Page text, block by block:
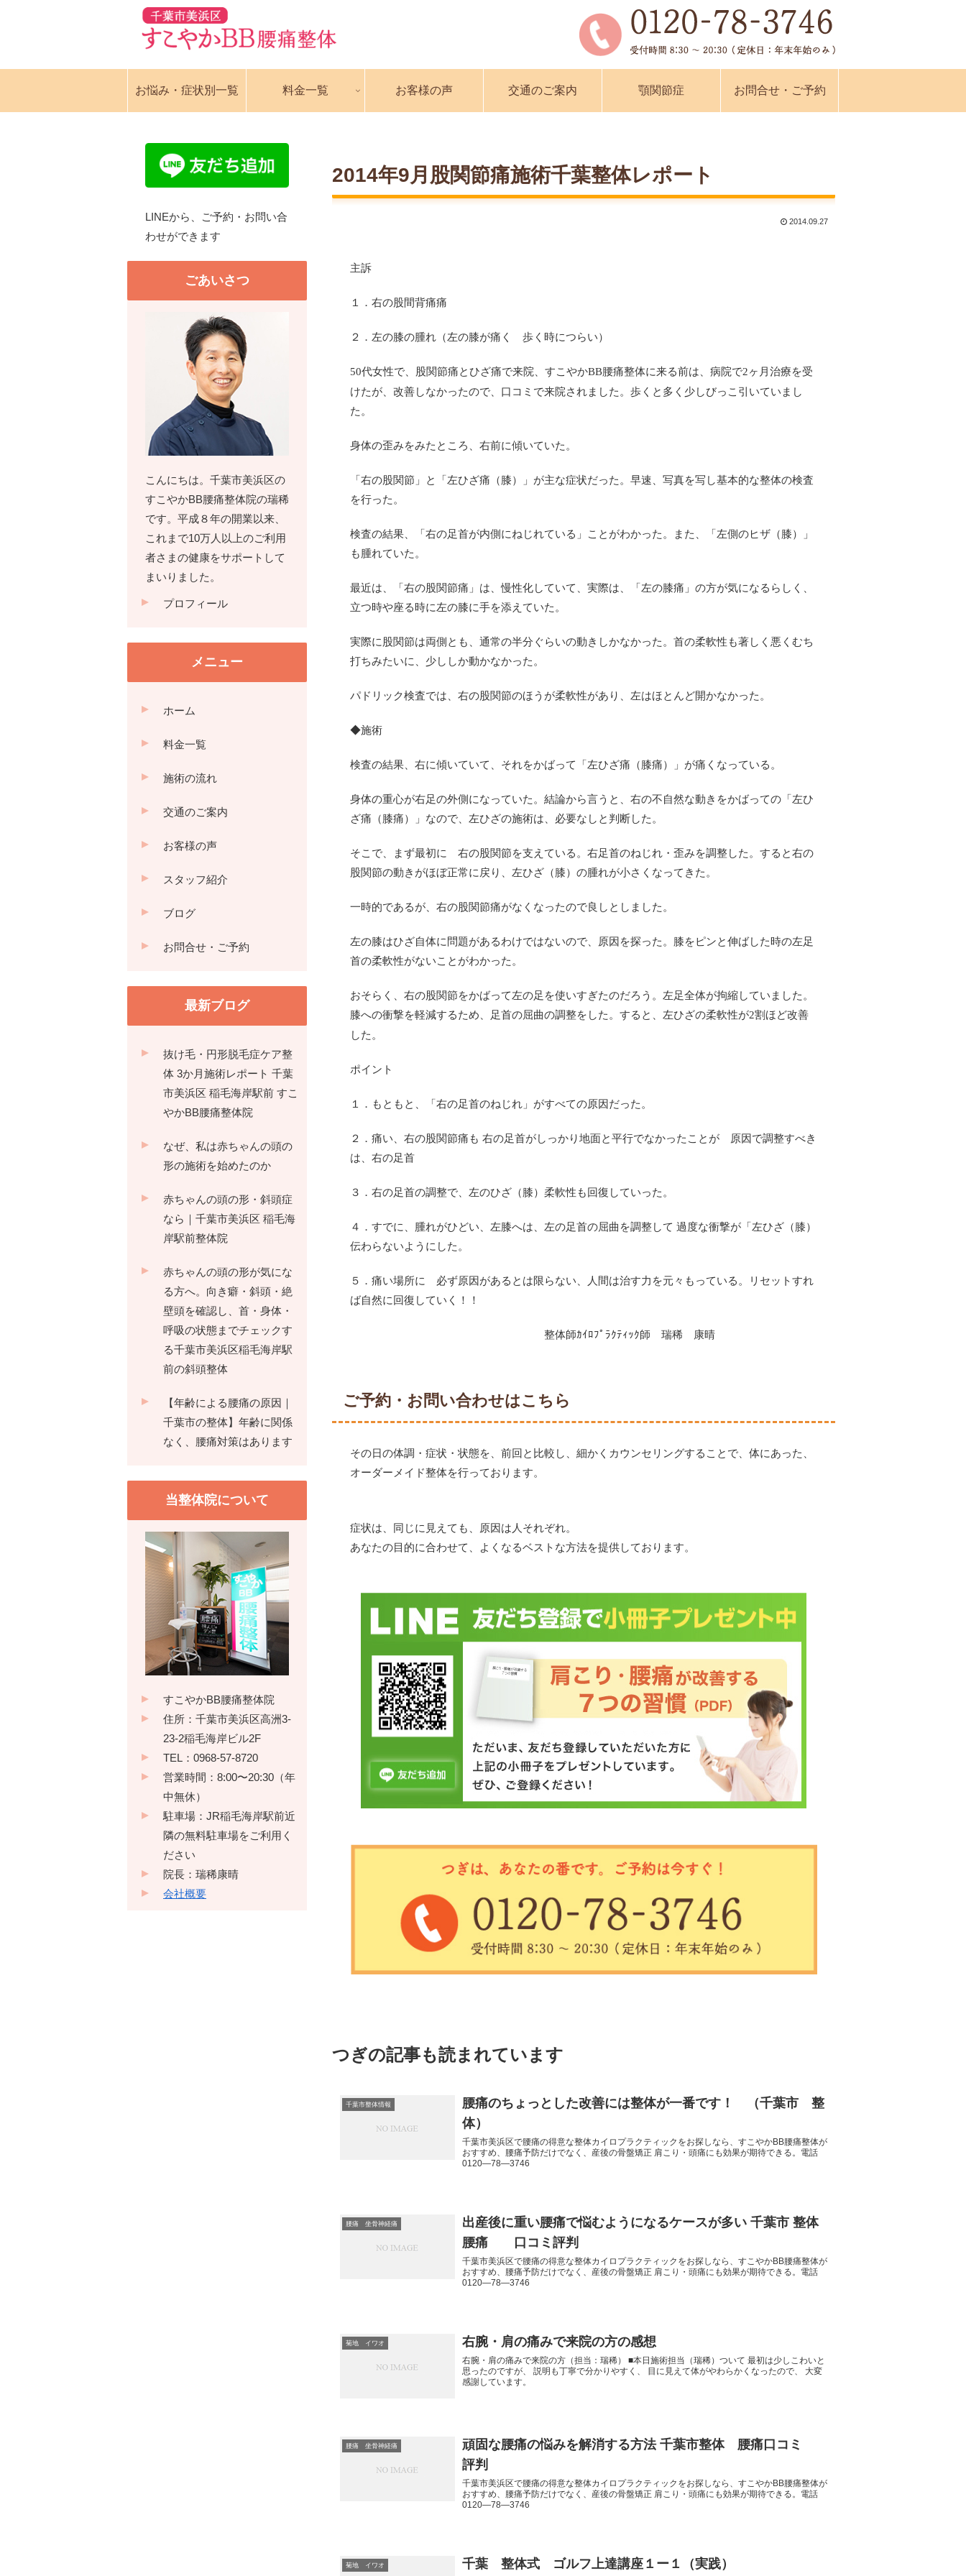
お悩み・症状別一覧 料金一覧 お客様の声 交通のご案内 顎関節症 お問合せ・ご予約
2014年9月股関節痛施術千葉整体レポート
2014.09.27
主訴
１．右の股間背痛痛
２．左の膝の腫れ（左の膝が痛く 歩く時につらい）
50代女性で、股関節痛とひざ痛で来院、すこやかBB腰痛整体に来る前は、病院で2ヶ月治療を受
けたが、改善しなかったので、口コミで来院されました。歩くと多く少しびっこ引いていまし
た。
身体の歪みをみたところ、右前に傾いていた。
「右の股関節」と「左ひざ痛（膝）」が主な症状だった。早速、写真を写し基本的な整体の検査
を行った。
検査の結果、「右の足首が内側にねじれている」ことがわかった。また、「左側のヒザ（膝）」
も腫れていた。
最近は、「右の股関節痛」は、慢性化していて、実際は、「左の膝痛」の方が気になるらしく、
立つ時や座る時に左の膝に手を添えていた。
実際に股関節は両側とも、通常の半分ぐらいの動きしかなかった。首の柔軟性も著しく悪くむち
打ちみたいに、少ししか動かなかった。
パドリック検査では、右の股関節のほうが柔軟性があり、左はほとんど開かなかった。
◆施術
検査の結果、右に傾いていて、それをかばって「左ひざ痛（膝痛）」が痛くなっている。
身体の重心が右足の外側になっていた。結論から言うと、右の不自然な動きをかばっての「左ひ
ざ痛（膝痛）」なので、左ひざの施術は、必要なしと判断した。
そこで、まず最初に 右の股関節を支えている。右足首のねじれ・歪みを調整した。すると右の
股関節の動きがほぼ正常に戻り、左ひざ（膝）の腫れが小さくなってきた。
一時的であるが、右の股関節痛がなくなったので良しとしました。
左の膝はひざ自体に問題があるわけではないので、原因を探った。膝をピンと伸ばした時の左足
首の柔軟性がないことがわかった。
おそらく、右の股関節をかばって左の足を使いすぎたのだろう。左足全体が拘縮していました。
膝への衝撃を軽減するため、足首の屈曲の調整をした。すると、左ひざの柔軟性が2割ほど改善
した。
ポイント
１．もともと、「右の足首のねじれ」がすべての原因だった。
２．痛い、右の股関節痛も 右の足首がしっかり地面と平行でなかったことが 原因で調整すべき
は、右の足首
３．右の足首の調整で、左のひざ（膝）柔軟性も回復していった。
４．すでに、腫れがひどい、左膝へは、左の足首の屈曲を調整して 過度な衝撃が「左ひざ（膝）
伝わらないようにした。
５．痛い場所に 必ず原因があるとは限らない、人間は治す力を元々もっている。リセットすれ
ば自然に回復していく！！
整体師ｶｲﾛﾌﾟﾗｸﾃｨｯｸ師 瑞稀 康晴
ご予約・お問い合わせはこちら
その日の体調・症状・状態を、前回と比較し、細かくカウンセリングすることで、体にあった、
オーダーメイド整体を行っております。
症状は、同じに見えても、原因は人それぞれ。
あなたの目的に合わせて、よくなるベストな方法を提供しております。
つぎの記事も読まれています
千葉市整体情報
腰痛のちょっとした改善には整体が一番です！ （千葉市 整
体）
千葉市美浜区で腰痛の得意な整体カイロプラクティックをお探しなら、すこやかBB腰痛整体が
おすすめ、腰痛予防だけでなく、産後の骨盤矯正 肩こり・頭痛にも効果が期待できる。電話
0120―78―3746
腰痛 坐骨神経痛
出産後に重い腰痛で悩むようになるケースが多い 千葉市 整体
腰痛 口コミ評判
千葉市美浜区で腰痛の得意な整体カイロプラクティックをお探しなら、すこやかBB腰痛整体が
おすすめ、腰痛予防だけでなく、産後の骨盤矯正 肩こり・頭痛にも効果が期待できる。電話
0120―78―3746
菊地 イワオ 右腕・肩の痛みで来院の方の感想
右腕・肩の痛みで来院の方（担当：瑞稀） ■本日施術担当（瑞稀）ついて 最初は少しこわいと
思ったのですが、 説明も丁寧で分かりやすく、 目に見えて体がやわらかくなったので、 大変
感謝しています。
腰痛 坐骨神経痛
頑固な腰痛の悩みを解消する方法 千葉市整体 腰痛口コミ
評判
千葉市美浜区で腰痛の得意な整体カイロプラクティックをお探しなら、すこやかBB腰痛整体が
おすすめ、腰痛予防だけでなく、産後の骨盤矯正 肩こり・頭痛にも効果が期待できる。電話
0120―78―3746
菊地 イワオ 千葉 整体式 ゴルフ上達講座１ー１（実践）
LINEから、ご予約・お問い合
わせができます
ごあいさつ
こんにちは。千葉市美浜区の
すこやかBB腰痛整体院の瑞稀
です。平成８年の開業以来、
これまで10万人以上のご利用
者さまの健康をサポートして
まいりました。
プロフィール
メニュー
ホーム
料金一覧
施術の流れ
交通のご案内
お客様の声
スタッフ紹介
ブログ
お問合せ・ご予約
最新ブログ
抜け毛・円形脱毛症ケア整
体 3か月施術レポート 千葉
市美浜区 稲毛海岸駅前 すこ
やかBB腰痛整体院
なぜ、私は赤ちゃんの頭の
形の施術を始めたのか
赤ちゃんの頭の形・斜頭症
なら｜千葉市美浜区 稲毛海
岸駅前整体院
赤ちゃんの頭の形が気にな
る方へ。向き癖・斜頭・絶
壁頭を確認し、首・身体・
呼吸の状態までチェックす
る千葉市美浜区稲毛海岸駅
前の斜頭整体
【年齢による腰痛の原因｜
千葉市の整体】年齢に関係
なく、腰痛対策はあります
当整体院について
すこやかBB腰痛整体院
住所：千葉市美浜区高洲3-
23-2稲毛海岸ビル2F
TEL：0968-57-8720
営業時間：8:00〜20:30（年
中無休）
駐車場：JR稲毛海岸駅前近
隣の無料駐車場をご利用く
ださい
院長：瑞稀康晴
会社概要